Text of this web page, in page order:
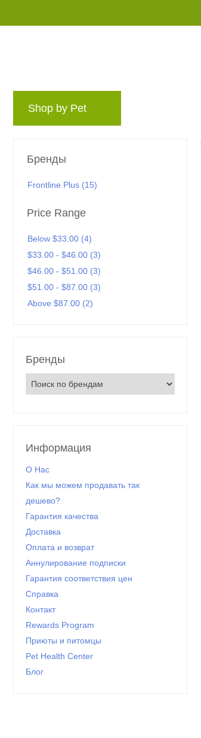
Shop by Pet
Бренды
Frontline Plus (15)
Price Range
Below $33.00 (4)
$33.00 - $46.00 (3)
$46.00 - $51.00 (3)
$51.00 - $87.00 (3)
Above $87.00 (2)
Бренды
Информация
О Нас
Как мы можем продавать так
дешево?
Гарантия качества
Доставка
Оплата и возврат
Аннулирование подписки
Гарантия соответствия цен
Справка
Контакт
Rewards Program
Приюты и питомцы
Pet Health Center
Блог